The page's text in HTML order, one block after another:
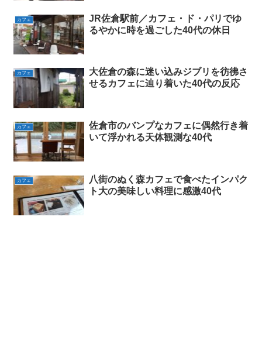
カフェ
JR佐倉駅前／カフェ・ド・パリでゆ
るやかに時を過ごした40代の休日
カフェ
大佐倉の森に迷い込みジブリを彷彿さ
せるカフェに辿り着いた40代の反応
カフェ
佐倉市のバンプなカフェに偶然行き着
いて浮かれる天体観測な40代
カフェ
八街のぬく森カフェで食べたインパク
ト大の美味しい料理に感激40代